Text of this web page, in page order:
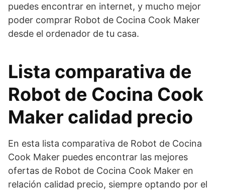
puedes encontrar en internet, y mucho mejor
poder comprar Robot de Cocina Cook Maker
desde el ordenador de tu casa.
Lista comparativa de
Robot de Cocina Cook
Maker calidad precio
En esta lista comparativa de Robot de Cocina
Cook Maker puedes encontrar las mejores
ofertas de Robot de Cocina Cook Maker en
relación calidad precio, siempre optando por el